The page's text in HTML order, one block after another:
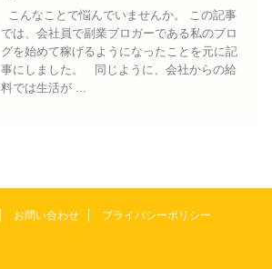
こんなことで悩んでいませんか。 この記事
では、会社員で副業ブロガーである私のブロ
グを始めて稼げるようになったことを元に記
事にしました。 同じように、会社からの給
料では生活が ...
お問い合わせ プライバシーポリシー